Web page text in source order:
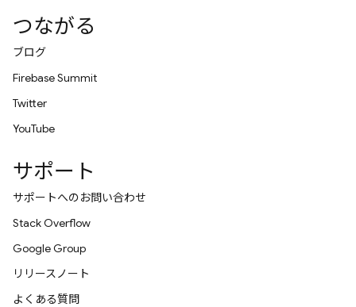
つながる
ブログ
Firebase Summit
Twitter
YouTube
サポート
サポートへのお問い合わせ
Stack Overflow
Google Group
リリースノート
よくある質問